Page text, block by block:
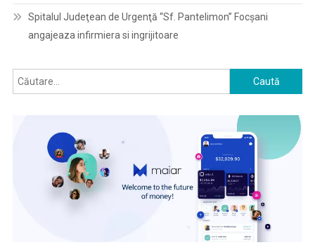
Spitalul Judeţean de Urgenţă “Sf. Pantelimon” Focşani
angajeaza infirmiera si ingrijitoare
Caută
după: